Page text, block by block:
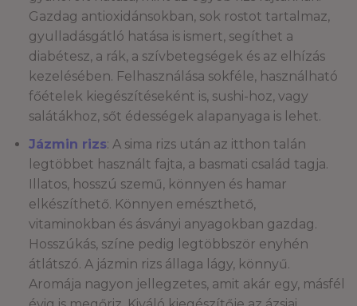
Gazdag antioxidánsokban, sok rostot tartalmaz,
gyulladásgátló hatása is ismert, segíthet a
diabétesz, a rák, a szívbetegségek és az elhízás
kezelésében. Felhasználása sokféle, használható
főételek kiegészítéseként is, sushi-hoz, vagy
salátákhoz, sőt édességek alapanyaga is lehet.
Jázmin rizs: A sima rizs után az itthon talán
legtöbbet használt fajta, a basmati család tagja.
Illatos, hosszú szemű, könnyen és hamar
elkészíthető. Könnyen emészthető,
vitaminokban és ásványi anyagokban gazdag.
Hosszúkás, színe pedig legtöbbször enyhén
átlátszó. A jázmin rizs állaga lágy, könnyű.
Aromája nagyon jellegzetes, amit akár egy, másfél